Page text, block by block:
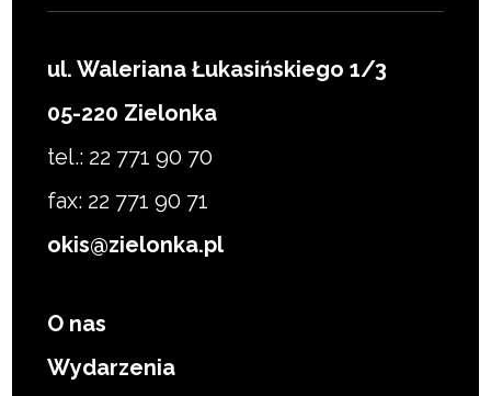
ul. Waleriana Łukasińskiego 1/3
05-220 Zielonka
tel.: 22 771 90 70
fax: 22 771 90 71
okis@zielonka.pl
O nas
Wydarzenia